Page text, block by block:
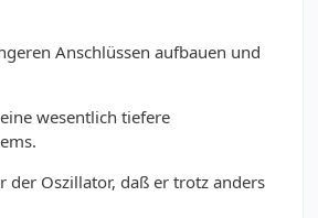
Anschlüssen aufbauen und
wesentlich tiefere
Oszillator, daß er trotz anders